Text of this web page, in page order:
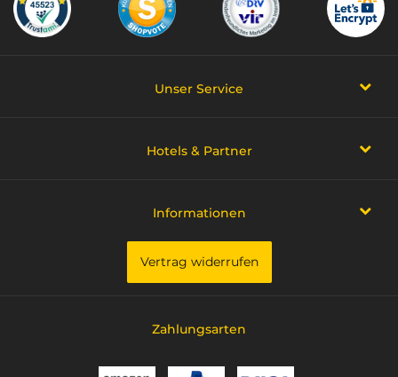
Unser Service
Hotels & Partner
Informationen
Vertrag widerrufen
Zahlungsarten